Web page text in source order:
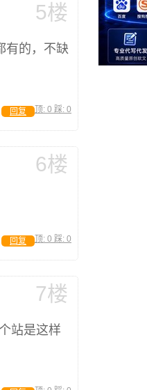
5楼
有的，不缺
顶: 0 踩: 0
回复
6楼
顶: 0 踩: 0
回复
7楼
站是这样